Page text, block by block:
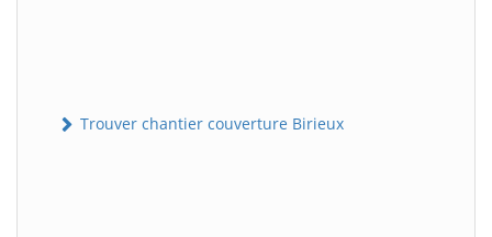
Trouver chantier couverture Birieux